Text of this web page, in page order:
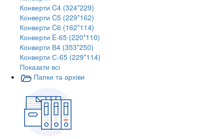
Конверти C4 (324*229)
Конверти C5 (229*162)
Конверти C6 (162*114)
Конверти E-65 (220*110)
Конверти В4 (353*250)
Конверти С-65 (229*114)
Показати всі
Папки та архіви